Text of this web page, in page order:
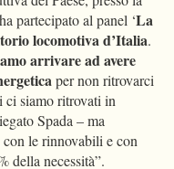
partecipato al panel ‘La
locomotiva d’Italia.
arrivare ad avere
per non ritrovarci
ci siamo ritrovati in
Spada – ma
con le rinnovabili e con
della necessità”.